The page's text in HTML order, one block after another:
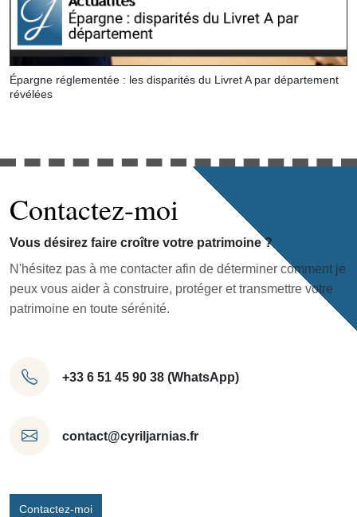
Épargne réglementée : les disparités du Livret A par département
révélées
Contactez-moi
Vous désirez faire croître votre patrimoine ?
N'hésitez pas à me contacter afin de déterminer comment je
peux vous aider à construire, protéger et transmettre votre
patrimoine en toute sérénité.
+33 6 51 45 90 38 (WhatsApp)
contact@cyriljarnias.fr
Contactez-moi